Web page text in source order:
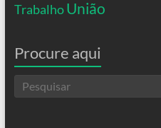
Trabalho União
Procure aqui